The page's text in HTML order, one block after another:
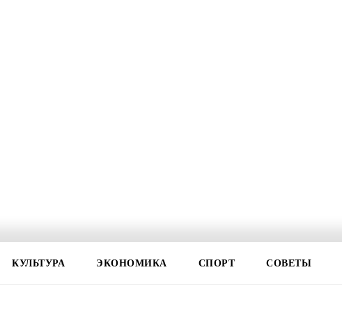
КУЛЬТУРА ЭКОНОМИКА СПОРТ СОВЕТЫ